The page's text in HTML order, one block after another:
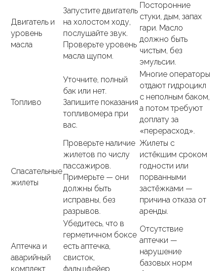
Двигатель и
уровень
масла
Запустите двигатель
на холостом ходу,
послушайте звук.
Проверьте уровень
масла щупом.
Посторонние
стуки, дым, запах
гари. Масло
должно быть
чистым, без
эмульсии.
Топливо
Уточните, полный
бак или нет.
Запишите показания
топливомера при
вас.
Многие операторы
отдают гидроцикл
с неполным баком,
а потом требуют
доплату за
«перерасход».
Спасательные
жилеты
Проверьте наличие
жилетов по числу
пассажиров.
Примерьте — они
должны быть
исправны, без
разрывов.
Жилеты с
истёкшим сроком
годности или
порванными
застёжками —
причина отказа от
аренды.
Аптечка и
аварийный
комплект
Убедитесь, что в
герметичном боксе
есть аптечка,
свисток,
фальшфейер
Отсутствие
аптечки —
нарушение
базовых норм